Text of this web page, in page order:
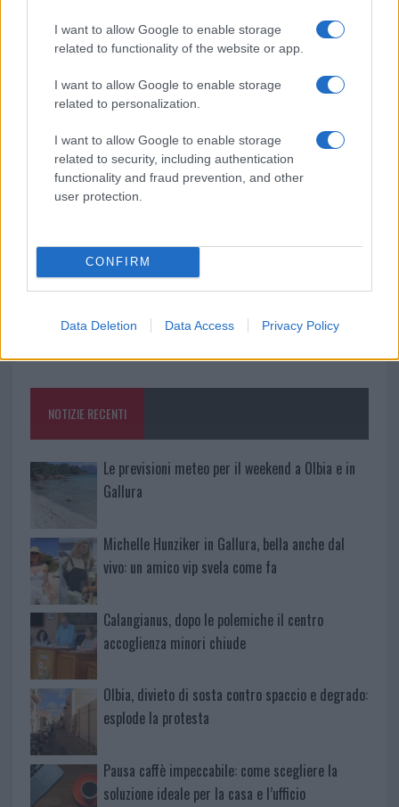
I want to allow Google to enable storage
related to functionality of the website or app.
I want to allow Google to enable storage
related to personalization.
I want to allow Google to enable storage
related to security, including authentication
functionality and fraud prevention, and other
user protection.
CONFIRM
Data Deletion Data Access Privacy Policy
Ricevi le nostre ultime news
daGoogle News
F
a
ce
o
o
k
T
w
it
r
Pi
n
te
re
st
W
h
at
A
p
S
h
a
Articolo precedente
NOTIZIE RECENTI
Le previsioni meteo per il weekend a Olbia e in
Gallura
Michelle Hunziker in Gallura, bella anche dal
vivo: un amico vip svela come fa
Calangianus, dopo le polemiche il centro
accoglienza minori chiude
Olbia, divieto di sosta contro spaccio e degrado:
esplode la protesta
Pausa caffè impeccabile: come scegliere la
soluzione ideale per la casa e l’ufficio